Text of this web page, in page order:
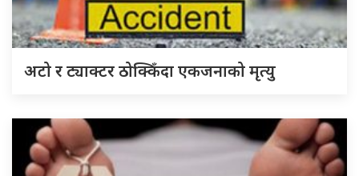
अटो र ट्याक्टर ठोक्किँदा एकजनाको मृत्यु